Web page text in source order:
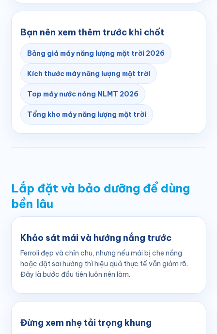
Bạn nên xem thêm trước khi chốt
Bảng giá máy năng lượng mặt trời 2026
Kích thước máy năng lượng mặt trời
Top máy nước nóng NLMT 2026
Tổng kho máy năng lượng mặt trời
Lắp đặt và bảo dưỡng để dùng
bền lâu
Khảo sát mái và hướng nắng trước
Ferroli đẹp và chỉn chu, nhưng nếu mái bị che nắng
hoặc đặt sai hướng thì hiệu quả thực tế vẫn giảm rõ.
Đây là bước đầu tiên luôn nên làm.
Đừng xem nhẹ tải trọng khung